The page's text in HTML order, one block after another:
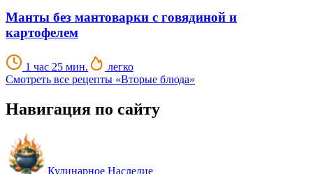
Манты без мантоварки с говядиной и
картофелем
1 час 25 мин.
легко
Смотреть все рецепты «Вторые блюда»
Навигация по сайту
Кулинарное Наследие